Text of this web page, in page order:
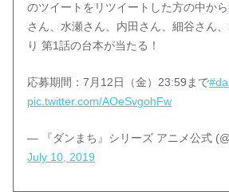
のツイートをリツイートした方の中か
さん、水瀬さん、内田さん、細谷さん
り 第1話の台本が当たる！
応募期間：7月12日（金）23:59まで
pic.twitter.com/AOeSvgohFw
— 『ダンまち』シリーズ アニメ公式
July 10, 2019